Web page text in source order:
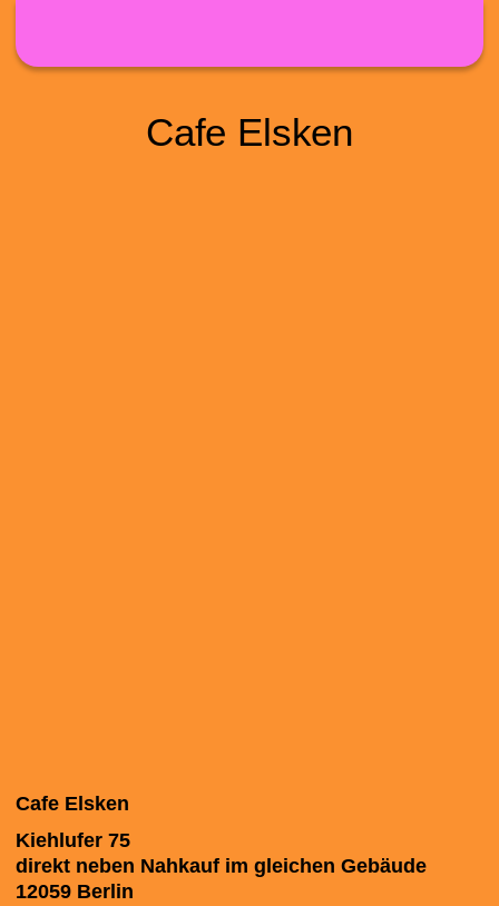
Cafe Elsken
Cafe Elsken
Kiehlufer 75
direkt neben Nahkauf im gleichen Gebäude
12059 Berlin